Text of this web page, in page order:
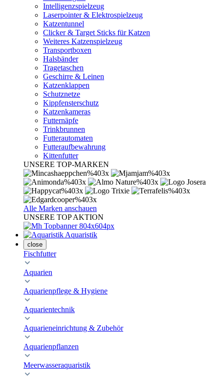
Intelligenzspielzeug
Laserpointer & Elektrospielzeug
Katzentunnel
Clicker & Target Sticks für Katzen
Weiteres Katzenspielzeug
Transportboxen
Halsbänder
Tragetaschen
Geschirre & Leinen
Katzenklappen
Schutznetze
Kippfensterschutz
Katzenkameras
Futternäpfe
Trinkbrunnen
Futterautomaten
Futteraufbewahrung
Kittenfutter
UNSERE TOP-MARKEN
Alle Marken anschauen
UNSERE TOP AKTION
Aquaristik
close
Fischfutter
Aquarien
Aquarienpflege & Hygiene
Aquarientechnik
Aquarieneinrichtung & Zubehör
Aquarienpflanzen
Meerwasseraquaristik